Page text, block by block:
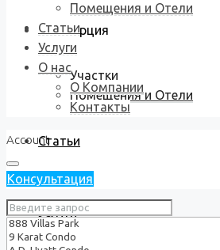
Коммерция
Участки
Помещения и Отели
Статьи
Услуги
Помещения и Отели
Статьи
Услуги
О нас
О Компании
Контакты
Account
Консультация